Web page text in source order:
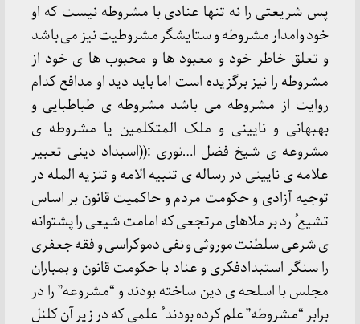
پس شریعتی را نه تنها عنادی با مشروطه نیست که او
خود وامدار مشروطه و ستایشگر مشروطیت نیز می باشد
و تعلق خاطر خود و معبود ها و محبوب ها ی خود از
مشروطه را نیز برگزیده است اما باید دید او مدافع کدام
روایت از مشروطه می باشد مشروطه ی طباطبایی و
بهبهانی و نایینی و ملک المتکلمین یا مشروطه ی
مشروعه ی شیخ فضل ا…نوری :((اسبداد دینی تعبیر
علامه ی نایینی در رساله ی تنبیه الامه و تنزیه المله در
توجیه آزادی و حکومت مردم و حاکمیت قانون بر اساس
تشیع ُ رد بر ملاهای مرتجعی که امامت شیعی را پشتوانه
ی شرعی سلطنت موروثی و نفی دموکراسی و فقه جعفری
را سنگر استبدادفکری و عناد با حکومت قانون و بمباران
مجلس با اسلحه ی دین ساخته بودند و “مشروعه” را در
برابر “مشروطه” علم کرده بودند ُ علمی که در زیر آن کلنل